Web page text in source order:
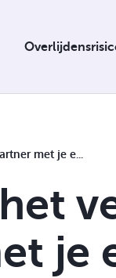
je